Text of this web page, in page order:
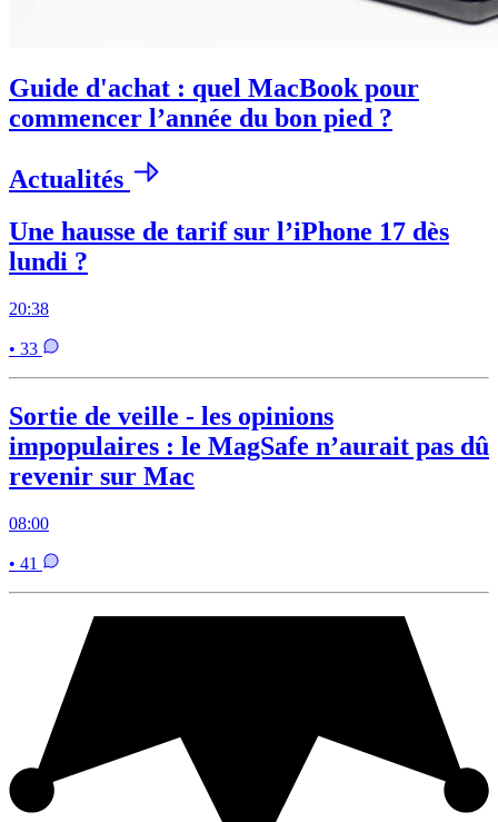
Guide d'achat : quel MacBook pour
commencer l’année du bon pied ?
Actualités
Une hausse de tarif sur l’iPhone 17 dès
lundi ?
20:38
• 33
Sortie de veille - les opinions
impopulaires : le MagSafe n’aurait pas dû
revenir sur Mac
08:00
• 41